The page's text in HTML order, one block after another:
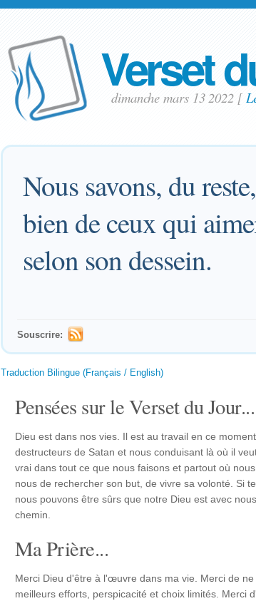
Verset
dimanche mars 13 2022 [
Nous savons, du
bien de ceux qui
selon son dessein.
Souscrire:
Traduction Bilingue (Français / English)
Pensées sur le Verset du Jour...
Dieu est dans nos vies. Il est au travail en ce
destructeurs de Satan et nous conduisant là où il
vrai dans tout ce que nous faisons et partout où
nous de rechercher son but, de vivre sa volonté. Si
nous pouvons être sûrs que notre Dieu est avec
chemin.
Ma Prière...
Merci Dieu d'être à l'œuvre dans ma vie. Merci de
meilleurs efforts, perspicacité et choix limités. Merci